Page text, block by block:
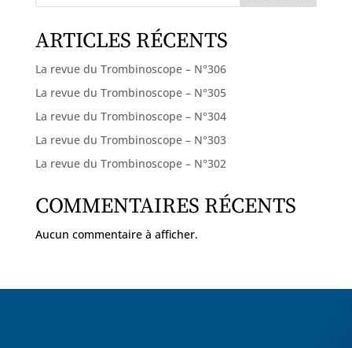
ARTICLES RÉCENTS
La revue du Trombinoscope – N°306
La revue du Trombinoscope – N°305
La revue du Trombinoscope – N°304
La revue du Trombinoscope – N°303
La revue du Trombinoscope – N°302
COMMENTAIRES RÉCENTS
Aucun commentaire à afficher.